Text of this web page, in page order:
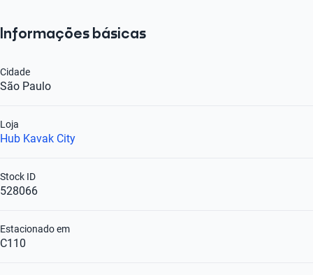
Informações básicas
São Paulo
Cidade
Hub Kavak City
Loja
528066
Stock ID
C110
Estacionado em